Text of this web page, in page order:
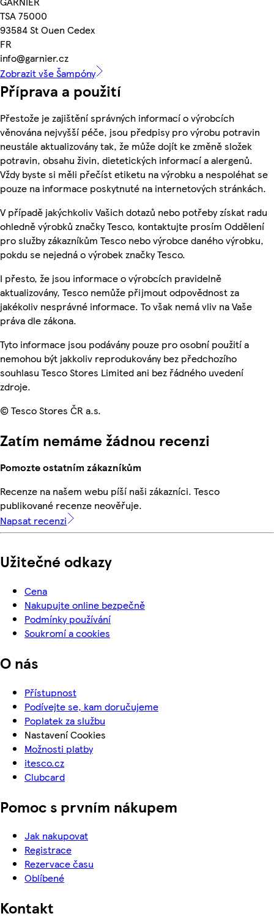
TSA 75000
93584 St Ouen Cedex
FR
info@garnier.cz
Zobrazit vše Šampóny
Příprava a použití
Přestože je zajištění správných informací o výrobcích
věnována nejvyšší péče, jsou předpisy pro výrobu potravin
neustále aktualizovány tak, že může dojít ke změně složek
potravin, obsahu živin, dietetických informací a alergenů.
Vždy byste si měli přečíst etiketu na výrobku a nespoléhat se
pouze na informace poskytnuté na internetových stránkách.
V případě jakýchkoliv Vašich dotazů nebo potřeby získat radu
ohledně výrobků značky Tesco, kontaktujte prosím Oddělení
pro služby zákazníkům Tesco nebo výrobce daného výrobku,
pokdu se nejedná o výrobek značky Tesco.
I přesto, že jsou informace o výrobcích pravidelně
aktualizovány, Tesco nemůže přijmout odpovědnost za
jakékoliv nesprávné informace. To však nemá vliv na Vaše
práva dle zákona.
Tyto informace jsou podávány pouze pro osobní použití a
nemohou být jakkoliv reprodukovány bez předchozího
souhlasu Tesco Stores Limited ani bez řádného uvedení
zdroje.
© Tesco Stores ČR a.s.
Zatím nemáme žádnou recenzi
Pomozte ostatním zákazníkům
Recenze na našem webu píší naši zákazníci. Tesco
publikované recenze neověřuje.
Napsat recenzi
Užitečné odkazy
Cena
Nakupujte online bezpečně
Podmínky používání
Soukromí a cookies
O nás
Přístupnost
Podívejte se, kam doručujeme
Poplatek za službu
Nastavení Cookies
Možnosti platby
itesco.cz
Clubcard
Pomoc s prvním nákupem
Jak nakupovat
Registrace
Rezervace času
Oblíbené
Kontakt